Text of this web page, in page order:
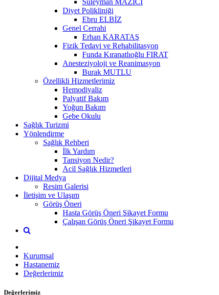
Diyet Polikliniği
Ebru ELBİZ
Genel Cerrahi
Erhan KARATAŞ
Fizik Tedavi ve Rehabilitasyon
Funda Kıranatlıoğlu FIRAT
Anesteziyoloji ve Reanimasyon
Burak MUTLU
Özellikli Hizmetlerimiz
Hemodiyaliz
Palyatif Bakım
Yoğun Bakım
Gebe Okulu
Sağlık Turizmi
Yönlendirme
Sağlık Rehberi
İlk Yardım
Tansiyon Nedir?
Acil Sağlık Hizmetleri
Dijital Medya
Resim Galerisi
İletişim ve Ulaşım
Görüş Öneri
Hasta Görüş Öneri Şikayet Formu
Çalışan Görüş Öneri Şikayet Formu
Kurumsal
Hastanemiz
Değerlerimiz
Değerlerimiz